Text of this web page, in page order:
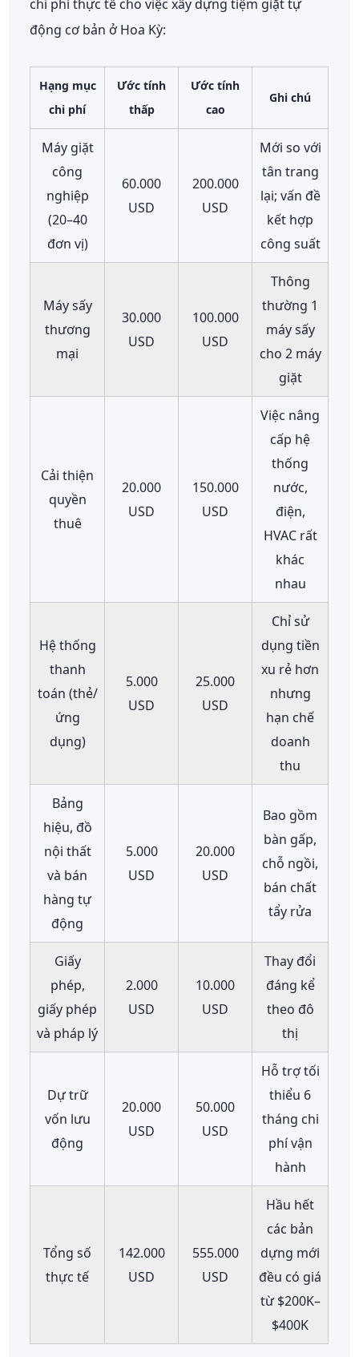
chi phí thực tế cho việc xây dựng tiệm giặt tự
động cơ bản ở Hoa Kỳ:
Hạng mục
chi phí
Ước tính
thấp
Ước tính
cao
Ghi chú
Máy giặt
công
nghiệp
(20–40
đơn vị)
60.000
USD
200.000
USD
Mới so với
tân trang
lại; vấn đề
kết hợp
công suất
Máy sấy
thương
mại
30.000
USD
100.000
USD
Thông
thường 1
máy sấy
cho 2 máy
giặt
Cải thiện
quyền
thuê
20.000
USD
150.000
USD
Việc nâng
cấp hệ
thống
nước,
điện,
HVAC rất
khác
nhau
Hệ thống
thanh
toán (thẻ/
ứng
dụng)
5.000
USD
25.000
USD
Chỉ sử
dụng tiền
xu rẻ hơn
nhưng
hạn chế
doanh
thu
Bảng
hiệu, đồ
nội thất
và bán
hàng tự
động
5.000
USD
20.000
USD
Bao gồm
bàn gấp,
chỗ ngồi,
bán chất
tẩy rửa
Giấy
phép,
giấy phép
và pháp lý
2.000
USD
10.000
USD
Thay đổi
đáng kể
theo đô
thị
Dự trữ
vốn lưu
động
20.000
USD
50.000
USD
Hỗ trợ tối
thiểu 6
tháng chi
phí vận
hành
Tổng số
thực tế
142.000
USD
555.000
USD
Hầu hết
các bản
dựng mới
đều có giá
từ $200K–
$400K